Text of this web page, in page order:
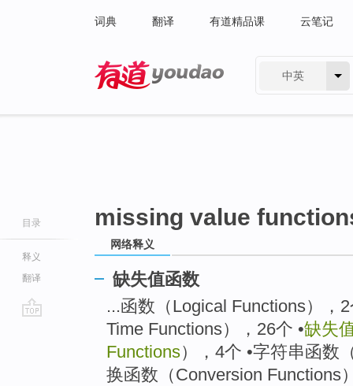
词典 翻译 有道精品课 云笔记
中英
目录
释义
翻译
missing value
网络释义
缺失值函数
...函数（Logical Functions），
Time Functions），26个 •缺失
Functions），4个 •字符串函数
换函数（Conversion Functions